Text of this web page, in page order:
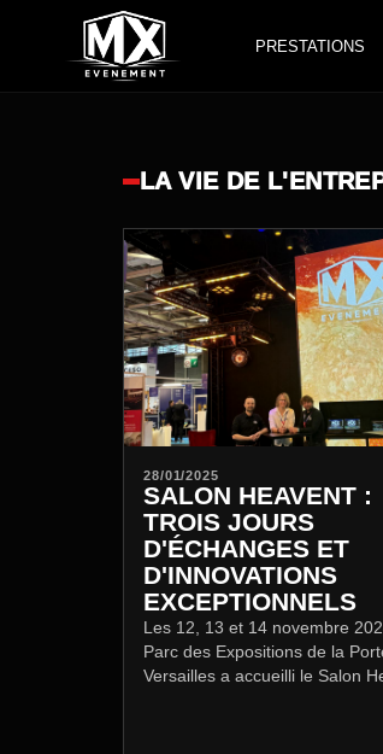
PRESTATIONS
LA VIE DE
28/01/2025
SALON HEAVENT :
TROIS JOURS
D'ÉCHANGES ET
D'INNOVATIONS
EXCEPTIONNELS
Les 12, 13 et 14 novembre
Parc des Expositions de la
Versailles a accueilli le Salon